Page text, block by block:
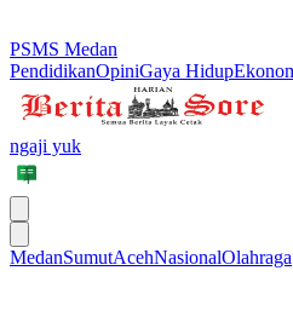
PSMS Medan
PendidikanOpiniGaya Hidup
ngaji yuk
MedanSumutAcehNasionalOlahraga